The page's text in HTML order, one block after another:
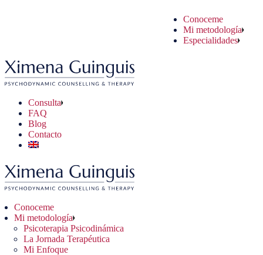
Conoceme
Mi metodología
Especialidades
Consulta
FAQ
Blog
Contacto
Conoceme
Mi metodología
Psicoterapia Psicodinámica
La Jornada Terapéutica
Mi Enfoque